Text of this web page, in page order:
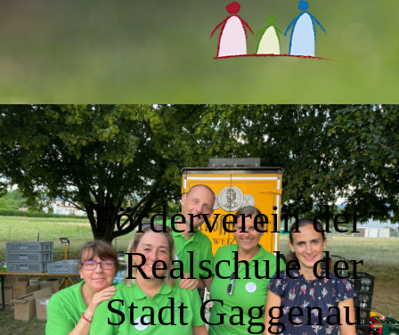
Förderverein der
Realschule der
Stadt Gaggenau